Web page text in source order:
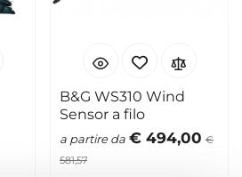
B&G WS310 Wind
Sensor a filo
a partire da € 494,00 €
581,57